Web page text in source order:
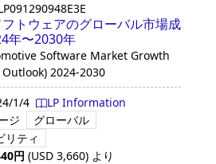
トウェアのグローバル市場成
年〜2030年
Software Market Growth
2024-2030
1/4
LP Information
ジ
グローバル
リティ
円 (USD 3,660) より